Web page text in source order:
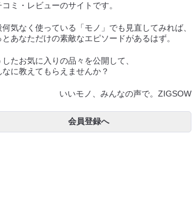
コミ・レビューのサイトです。
何気なく使っている「モノ」でも見直してみれば、
とあなただけの素敵なエピソードがあるはず。
したお気に入りの品々を公開して、
なに教えてもらえませんか？
いいモノ、みんなの声で。ZIGSOW
会員登録へ